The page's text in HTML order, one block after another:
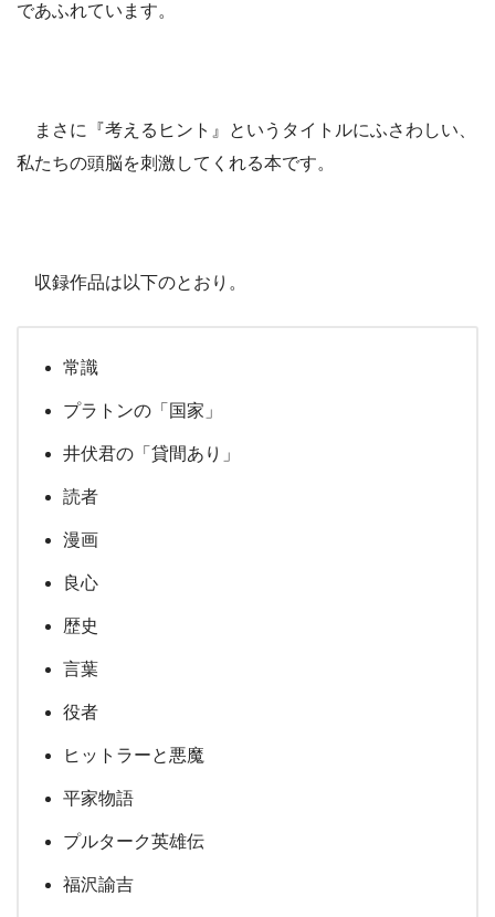
であふれています。
まさに『考えるヒント』というタイトルにふさわしい、
私たちの頭脳を刺激してくれる本です。
収録作品は以下のとおり。
常識
プラトンの「国家」
井伏君の「貸間あり」
読者
漫画
良心
歴史
言葉
役者
ヒットラーと悪魔
平家物語
プルターク英雄伝
福沢諭吉